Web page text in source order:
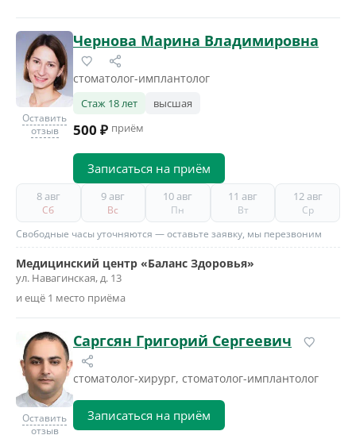
Оставить
отзыв
Чернова Марина Владимировна
стоматолог-имплантолог
Стаж 18 лет высшая
500 ₽ приём
Записаться на приём
8 авг
Сб
9 авг
Вс
10 авг
Пн
11 авг
Вт
12 авг
Ср
Свободные часы уточняются — оставьте заявку, мы перезвоним
Медицинский центр «Баланс Здоровья»
ул. Навагинская, д. 13
и ещё 1 место приёма
Оставить
отзыв
Саргсян Григорий Сергеевич
стоматолог-хирург, стоматолог-имплантолог
Записаться на приём